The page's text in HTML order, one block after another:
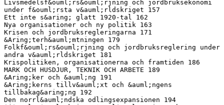
Livsmedelsf&ouml;rs&ouml;rjning och jordbruksekonomi
under f&ouml;rsta v&auml;rldskriget 157
Ett inte s&aring; glatt 1920-tal 162
Nya organisationer och ny politik 163
Krisen och jordbruksregleringarna 171
&Aring;terh&auml;mtningen 179
Folkf&ouml;rs&ouml;rjning och jordbruksreglering under
andra v&auml;rldskriget 181
Krispolitiken, organisationerna och framtiden 186
MARK OCH HUSDJUR, TEKNIK OCH ARBETE 189
&Aring;ker och &auml;ng 191
&Aring;kerns tillv&auml;xt och &auml;ngens
tillbakag&aring;ng 192
Den norrl&auml;ndska odlingsexpansionen 194